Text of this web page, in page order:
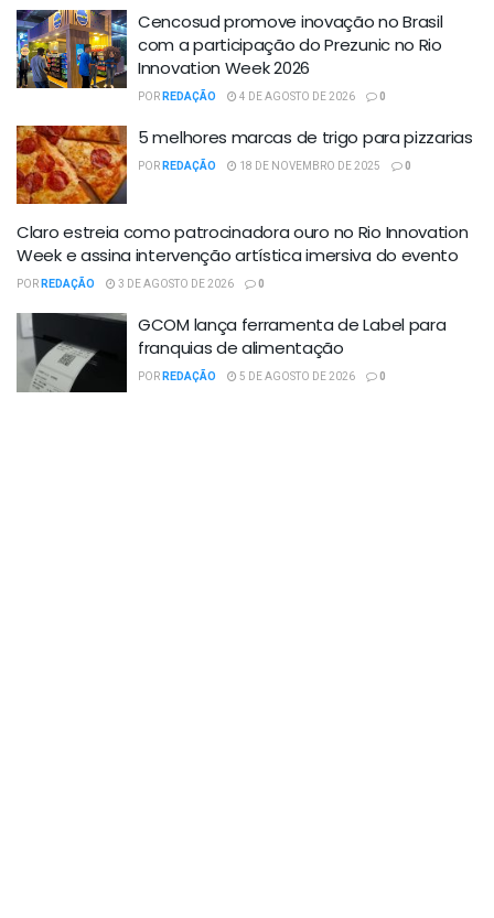
Cencosud promove inovação no Brasil
com a participação do Prezunic no Rio
Innovation Week 2026
PORREDAÇÃO 4 DE AGOSTO DE 2026 0
5 melhores marcas de trigo para pizzarias
PORREDAÇÃO 18 DE NOVEMBRO DE 2025 0
Claro estreia como patrocinadora ouro no Rio Innovation
Week e assina intervenção artística imersiva do evento
PORREDAÇÃO 3 DE AGOSTO DE 2026 0
GCOM lança ferramenta de Label para
franquias de alimentação
PORREDAÇÃO 5 DE AGOSTO DE 2026 0